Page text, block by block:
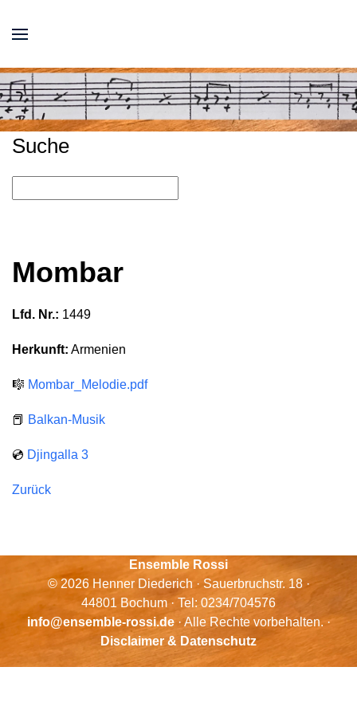
Suche
Mombar
Lfd. Nr.: 1449
Herkunft: Armenien
🎼 Mombar_Melodie.pdf
📕 Balkan-Musik
💿 Djingalla 3
Zurück
Ensemble Rossi
© 2026 Henner Diederich · Sauerbruchstr. 18 ·
44801 Bochum · Tel: 0234/704576
info@ensemble-rossi.de· Alle Rechte vorbehalten. ·
Disclaimer & Datenschutz